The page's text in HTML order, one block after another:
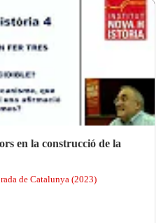
en la construcció de la
de Catalunya (2023)